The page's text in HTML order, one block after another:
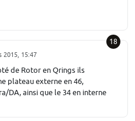
18
2015, 15:47
de Rotor en Qrings ils
plateau externe en 46,
DA, ainsi que le 34 en interne